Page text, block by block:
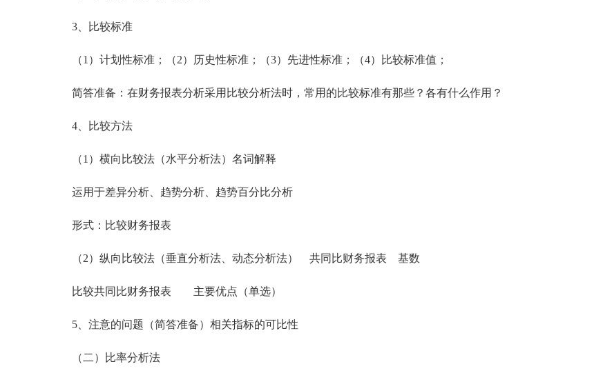
3、比较标准
（1）计划性标准；（2）历史性标准；（3）先进性标准；（4）比较标准值；
简答准备：在财务报表分析采用比较分析法时，常用的比较标准有那些？各有什么作用？
4、比较方法
（1）横向比较法（水平分析法）名词解释
运用于差异分析、趋势分析、趋势百分比分析
形式：比较财务报表
（2）纵向比较法（垂直分析法、动态分析法） 共同比财务报表 基数
比较共同比财务报表 主要优点（单选）
5、注意的问题（简答准备）相关指标的可比性
（二）比率分析法